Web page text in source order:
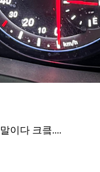
이다 크킄....